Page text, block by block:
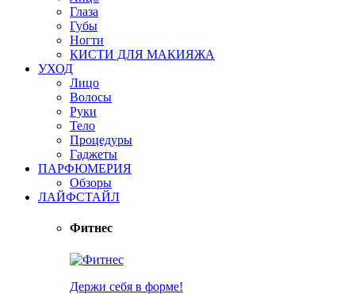
Глаза
Губы
Ногти
КИСТИ ДЛЯ МАКИЯЖА
УХОД
Лицо
Волосы
Руки
Тело
Процедуры
Гаджеты
ПАРФЮМЕРИЯ
Обзоры
ЛАЙФСТАЙЛ
Фитнес
Держи себя в форме!